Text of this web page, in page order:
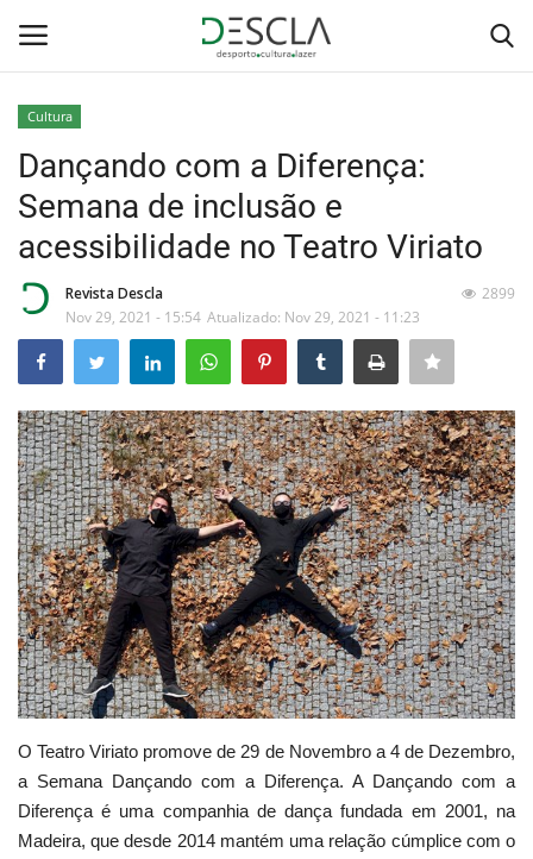
Home
Desporto
Sobre Nós
Educação
Estatuto Editorial
Saúde
Ficha técnica
Cultura
Lazer
Cultura
Dançando com a Diferença:
Semana de inclusão e
acessibilidade no Teatro Viriato
Revista Descla
Nov 29, 2021 - 15:54 Atualizado: Nov 29, 2021 - 11:23
2899
O Teatro Viriato promove de 29 de Novembro a 4 de Dezembro,
a Semana Dançando com a Diferença. A Dançando com a
Diferença é uma companhia de dança fundada em 2001, na
Madeira, que desde 2014 mantém uma relação cúmplice com o